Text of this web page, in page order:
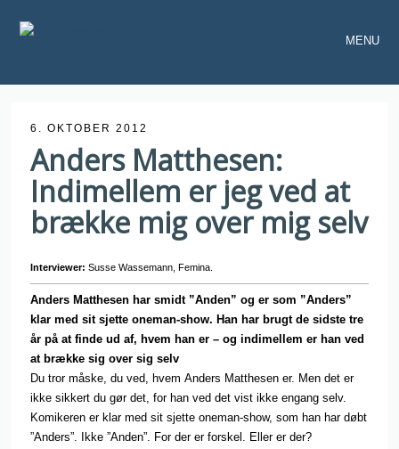
MENU
6. OKTOBER 2012
Anders Matthesen:
Indimellem er jeg ved at
brække mig over mig selv
Interviewer:Susse Wassemann, Femina.
Anders Matthesen har smidt ”Anden” og er som ”Anders”
klar med sit sjette oneman-show. Han har brugt de sidste tre
år på at finde ud af, hvem han er – og indimellem er han ved
at brække sig over sig selv
Du tror måske, du ved, hvem Anders Matthesen er. Men det er
ikke sikkert du gør det, for han ved det vist ikke engang selv.
Komikeren er klar med sit sjette oneman-show, som han har døbt
”Anders”. Ikke ”Anden”. For der er forskel. Eller er der?